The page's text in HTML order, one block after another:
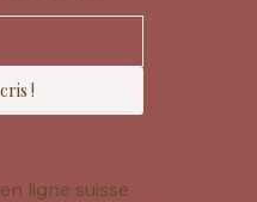
!
ligne suisse